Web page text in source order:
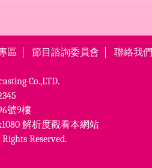
區 節目諮詢委員會 聯絡我們
Co.,LTD.
號9樓
解析度觀看本網站
Reserved.